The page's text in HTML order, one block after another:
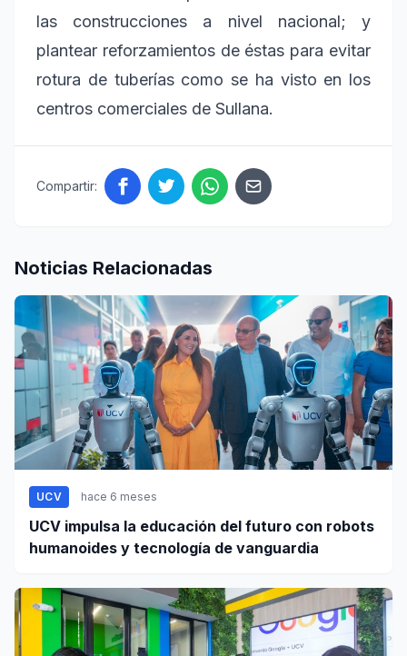
las construcciones a nivel nacional; y
plantear reforzamientos de éstas para evitar
rotura de tuberías como se ha visto en los
centros comerciales de Sullana.
Compartir:
Noticias Relacionadas
UCV hace 6 meses
UCV impulsa la educación del futuro con robots
humanoides y tecnología de vanguardia